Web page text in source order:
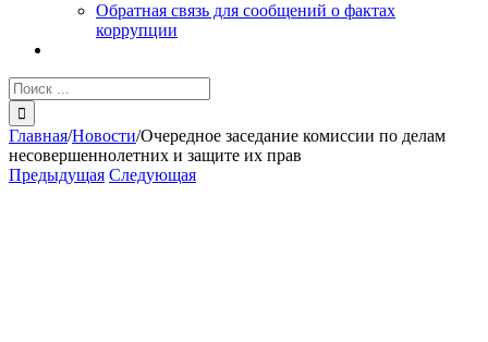
Обратная связь для сообщений о фактах
коррупции
Результат
поиска:
Главная/Новости/Очередное заседание комиссии по делам
несовершеннолетних и защите их прав
Предыдущая Следующая